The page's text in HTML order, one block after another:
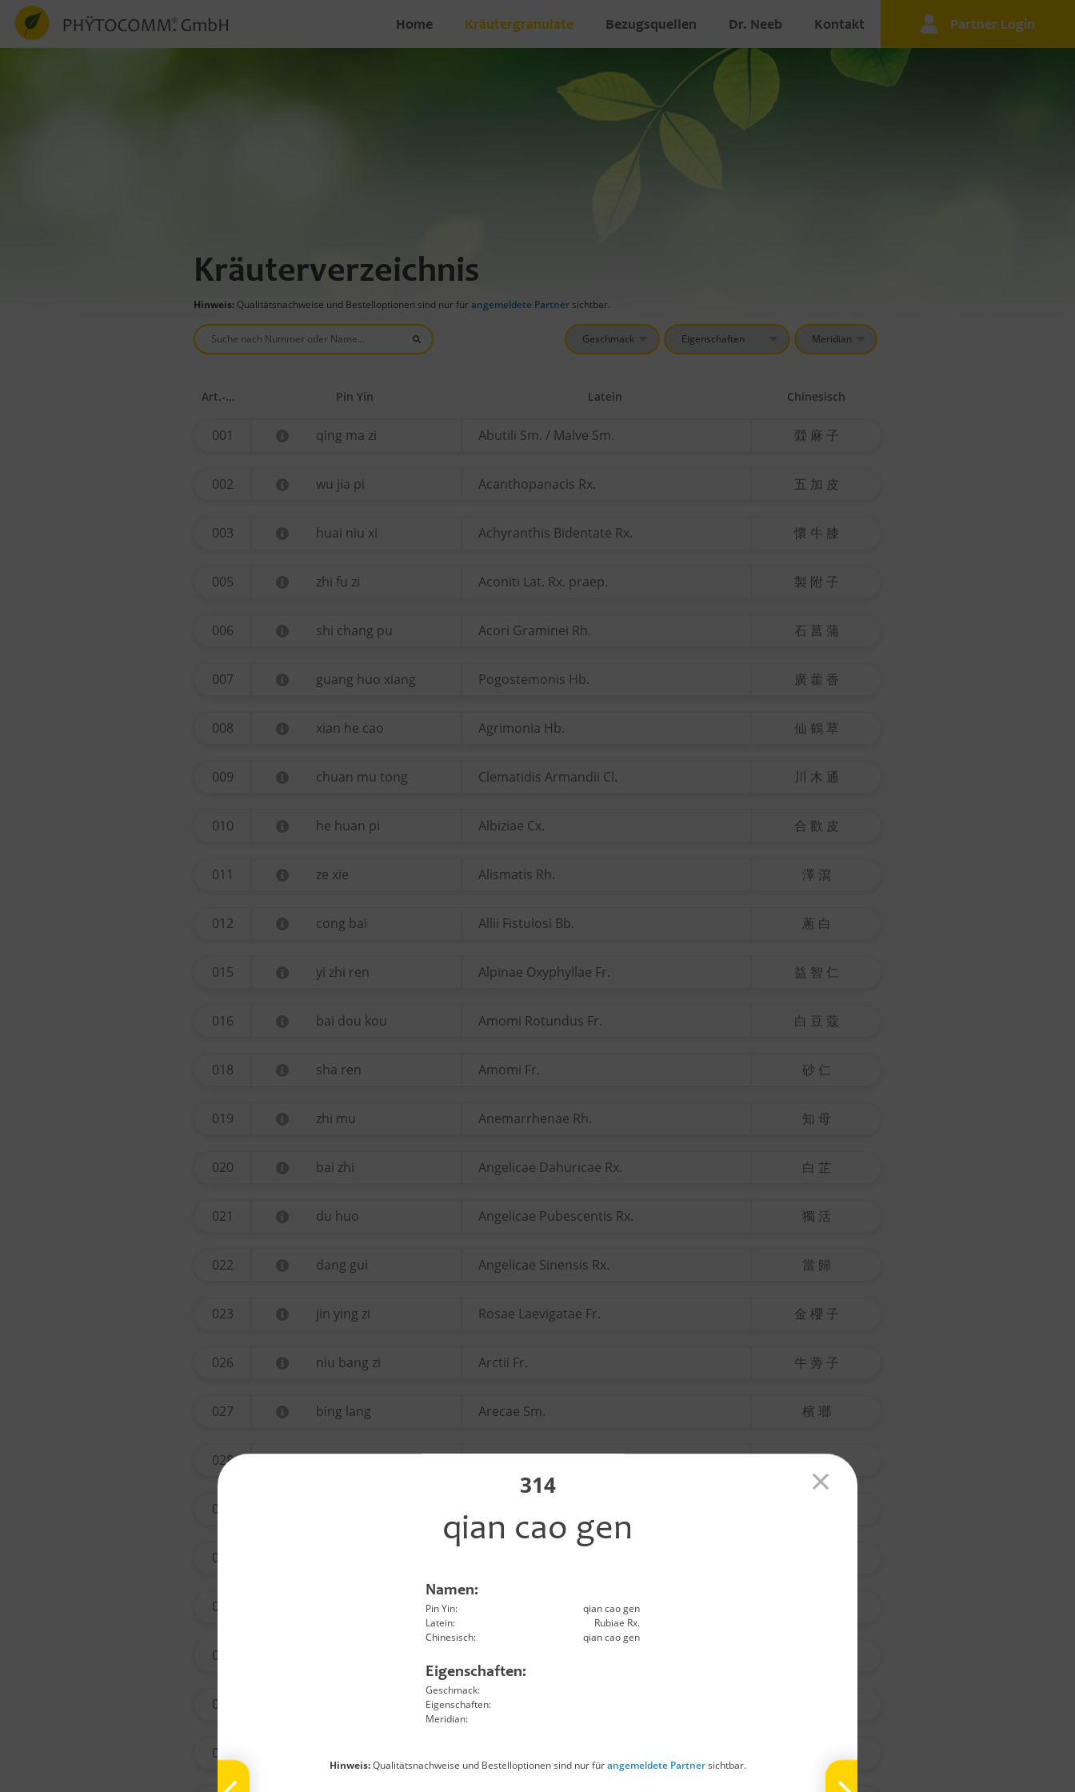
Home Kräutergranulate Bezugsquellen Dr. Neeb Kontakt Partner Login
Kräuterverzeichnis
314
qian cao gen
Namen:
Pin Yin:
qian cao gen
Latein:
Rubiae Rx.
Chinesisch:
qian cao gen
Eigenschaften:
Geschmack:
Eigenschaften:
Meridian:
Hinweis:Qualitätsnachweise und Bestelloptionen sind nur fürangemeldete Partnersichtbar.
Hinweis: Qualitätsnachweise und Bestelloptionen sind nur fürangemeldete Partner sichtbar.
Art.-Nr. Pin Yin Latein Chinesisch
001 qing ma zi Abutili Sm. / Malve Sm. 檾 麻 子
002 wu jia pi Acanthopanacis Rx. 五 加 皮
003 huai niu xi Achyranthis Bidentate Rx. 懷 牛 膝
005 zhi fu zi Aconiti Lat. Rx. praep. 製 附 子
006 shi chang pu Acori Graminei Rh. 石 菖 蒲
007 guang huo xiang Pogostemonis Hb. 廣 藿 香
008 xian he cao Agrimonia Hb. 仙 鶴 草
009 chuan mu tong Clematidis Armandii Cl. 川 木 通
010 he huan pi Albiziae Cx. 合 歡 皮
011 ze xie Alismatis Rh. 澤 瀉
012 cong bai Allii Fistulosi Bb. 蔥 白
015 yi zhi ren Alpinae Oxyphyllae Fr. 益 智 仁
016 bai dou kou Amomi Rotundus Fr. 白 豆 蔻
018 sha ren Amomi Fr. 砂 仁
019 zhi mu Anemarrhenae Rh. 知 母
020 bai zhi Angelicae Dahuricae Rx. 白 芷
021 du huo Angelicae Pubescentis Rx. 獨 活
022 dang gui Angelicae Sinensis Rx. 當 歸
023 jin ying zi Rosae Laevigatae Fr. 金 櫻 子
026 niu bang zi Arctii Fr. 牛 蒡 子
027 bing lang Arecae Sm. 檳 瑯
028 tian nan xing 天 南 星
029
031
033 Artemisae Argyi Fo.
034
037 Asparagi Rx.
038